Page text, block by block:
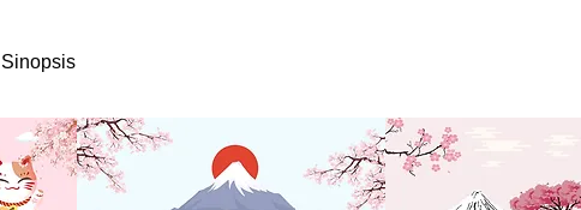
Sinopsis
no fuera suficiente problema, empieza a trabajar en el Anteiku
apodados “palomas”.